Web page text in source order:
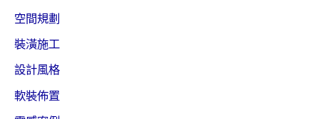
空間規劃
裝潢施工
設計風格
軟裝佈置